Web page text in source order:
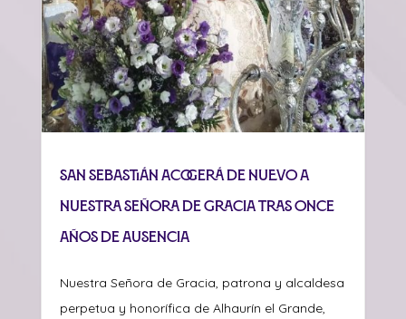
San Sebastián acogerá de nuevo a
Nuestra Señora de Gracia tras once
años de ausencia
Nuestra Señora de Gracia, patrona y alcaldesa
perpetua y honorífica de Alhaurín el Grande,